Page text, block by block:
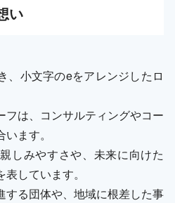
い
、小文字のeをアレンジしたロ
フは、コンサルティングやコー
ます。
しみやすさや、未来に向けた
しています。
する団体や、地域に根差した事